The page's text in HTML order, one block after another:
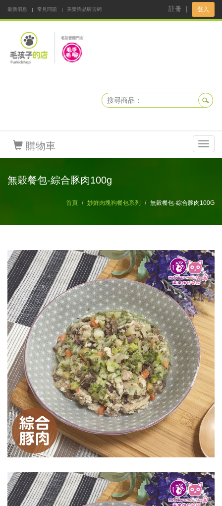
最新消息 常見問題
美樂狗品牌官網
註冊 登入
購物車
無穀餐包-綜合豚肉100g
首頁 妙鮮肉塊狗餐包系列 無穀餐包-綜合豚肉100G